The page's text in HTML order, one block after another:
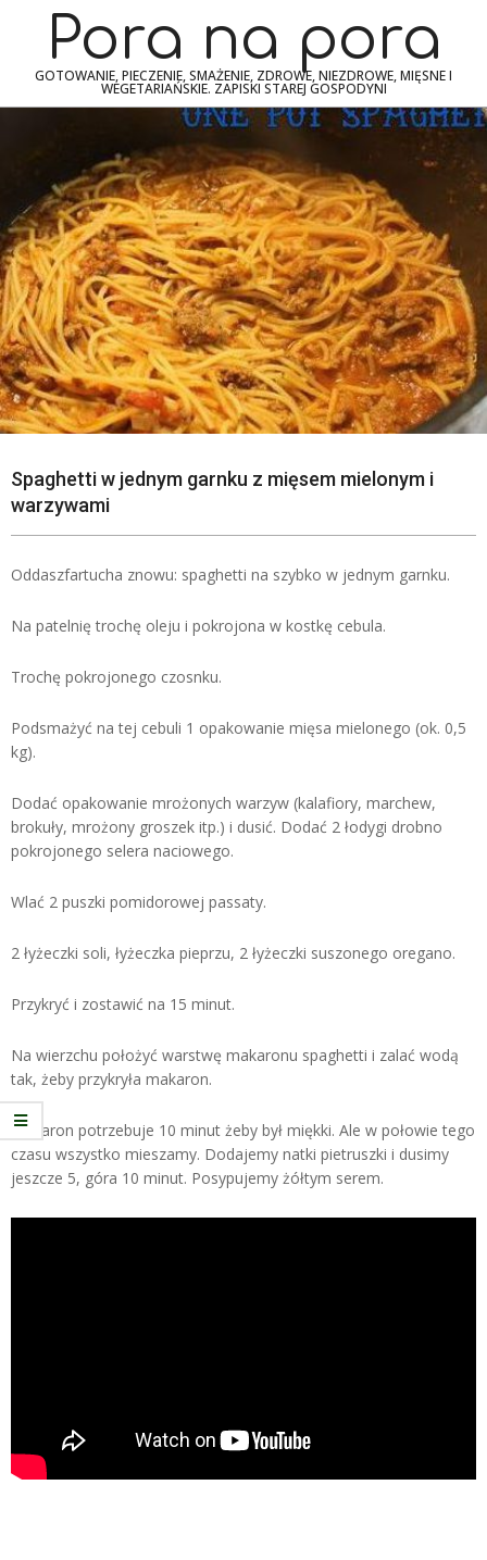
content
NavigationPora na pora
GOTOWANIE, PIECZENIE, SMAŻENIE, ZDROWE, NIEZDROWE, MIĘSNE I
WEGETARIAŃSKIE. ZAPISKI STAREJ GOSPODYNI
Spaghetti w jednym garnku z mięsem mielonym i
warzywami
Oddaszfartucha znowu: spaghetti na szybko w jednym garnku.
Na patelnię trochę oleju i pokrojona w kostkę cebula.
Trochę pokrojonego czosnku.
Podsmażyć na tej cebuli 1 opakowanie mięsa mielonego (ok. 0,5
kg).
Dodać opakowanie mrożonych warzyw (kalafiory, marchew,
brokuły, mrożony groszek itp.) i dusić. Dodać 2 łodygi drobno
pokrojonego selera naciowego.
Wlać 2 puszki pomidorowej passaty.
2 łyżeczki soli, łyżeczka pieprzu, 2 łyżeczki suszonego oregano.
Przykryć i zostawić na 15 minut.
Na wierzchu położyć warstwę makaronu spaghetti i zalać wodą
tak, żeby przykryła makaron.
Makaron potrzebuje 10 minut żeby był miękki. Ale w połowie tego
czasu wszystko mieszamy. Dodajemy natki pietruszki i dusimy
jeszcze 5, góra 10 minut. Posypujemy żółtym serem.